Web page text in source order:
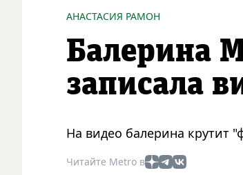
АНАСТАСИЯ РАМОН
Балерина
записала
На видео балерина крутит
Читайте Metro в